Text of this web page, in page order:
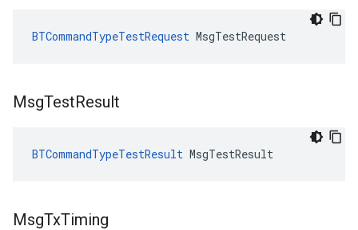
BTCommandTypeTestRequest MsgTestRequest
MsgTestResult
BTCommandTypeTestResult MsgTestResult
MsgTxTiming